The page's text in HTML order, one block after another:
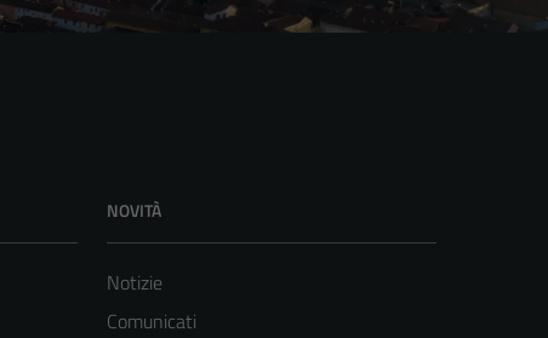
NOVITÀ
Notizie
Comunicati